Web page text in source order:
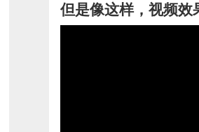
但是像这样，视频效